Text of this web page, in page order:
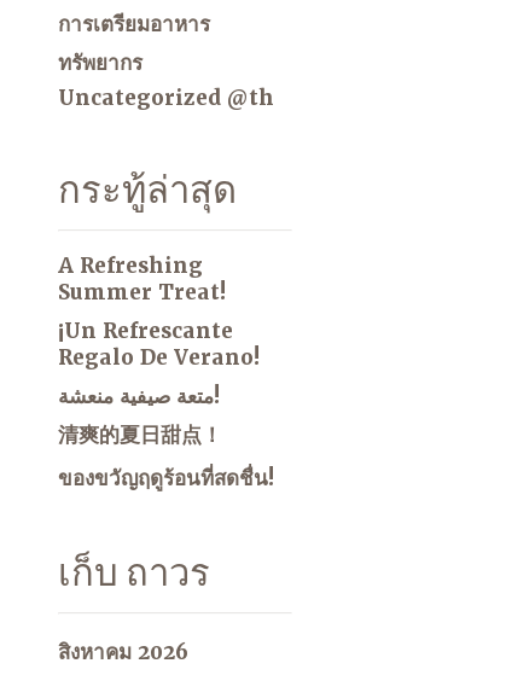
การเตรียมอาหาร
ทรัพยากร
Uncategorized @th
กระทู้ล่าสุด
A Refreshing
Summer Treat!
¡Un Refrescante
Regalo De Verano!
متعة صيفية منعشة!
清爽的夏日甜点！
ของขวัญฤดูร้อนที่สดชื่น!
เก็บ ถาวร
สิงหาคม 2026